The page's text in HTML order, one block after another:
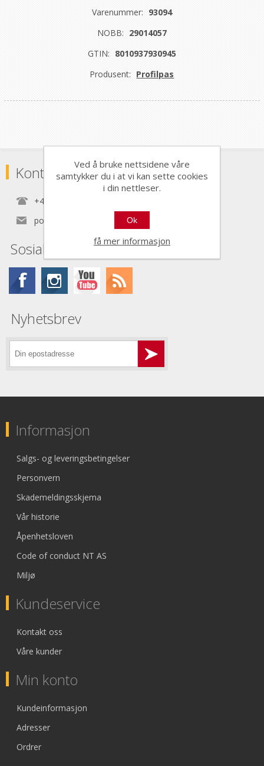
Varenummer: 93094
NOBB: 29014057
GTIN: 8010937930945
Produsent: Profilpas
Kontaktinformasjon
+47 22 30 40 70
post@nordictools.no
Sosiale medier
Nyhetsbrev
Informasjon
Salgs- og leveringsbetingelser
Personvern
Skademeldingsskjema
Vår historie
Åpenhetsloven
Code of conduct NT AS
Miljø
Kundeservice
Kontakt oss
Våre kunder
Min konto
Kundeinformasjon
Adresser
Ordrer
Ved å bruke nettsidene våre
samtykker du i at vi kan sette cookies
i din nettleser.
Ok
få mer informasjon